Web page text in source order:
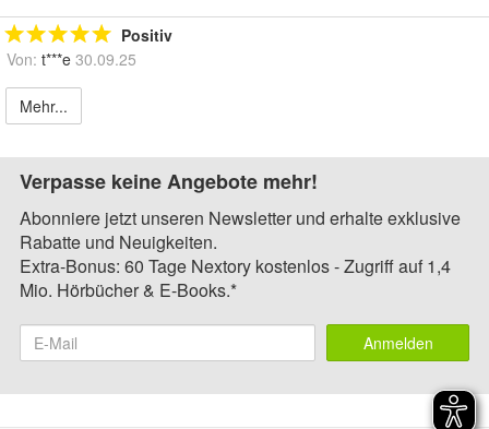
Positiv
Von: t***e 30.09.25
Mehr...
Verpasse keine Angebote mehr!
Abonniere jetzt unseren Newsletter und erhalte exklusive
Rabatte und Neuigkeiten.
Extra-Bonus: 60 Tage Nextory kostenlos - Zugriff auf 1,4
Mio. Hörbücher & E-Books.*
Anmelden